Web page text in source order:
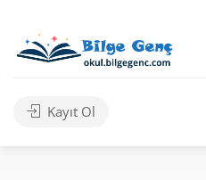
Kayıt Ol